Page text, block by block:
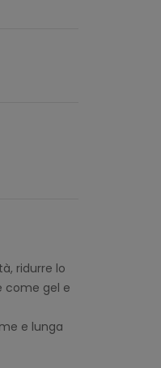
ridurre lo
come gel e
e lunga